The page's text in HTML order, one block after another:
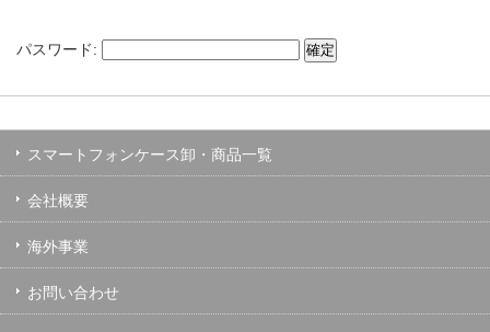
パスワード:
スマートフォンケース卸・商品一覧
会社概要
海外事業
お問い合わせ